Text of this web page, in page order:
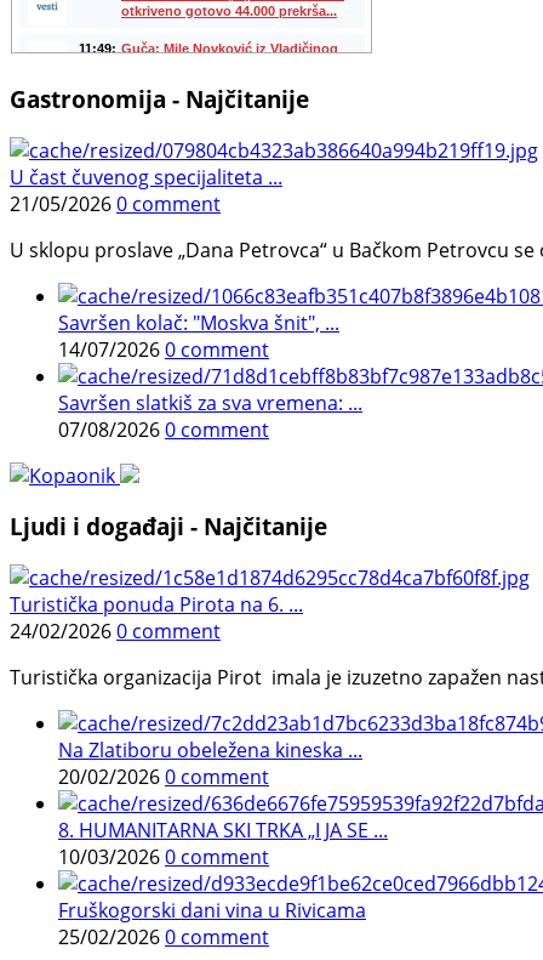
Gastronomija - Najčitanije
U čast čuvenog specijaliteta ...
21/05/20260 comment
U sklopu proslave „Dana Petrovca“ u Bačkom Petrovcu
Savršen kolač: "Moskva šnit", ...
14/07/20260 comment
Savršen slatkiš za sva vremena: ...
07/08/20260 comment
Ljudi i događaji - Najčitanije
Turistička ponuda Pirota na 6. ...
24/02/20260 comment
Turistička organizacija Pirot imala je izuzetno zapažen
Na Zlatiboru obeležena kineska ...
20/02/20260 comment
8. HUMANITARNA SKI TRKA „I JA SE ...
10/03/20260 comment
Fruškogorski dani vina u Rivicama
25/02/20260 comment